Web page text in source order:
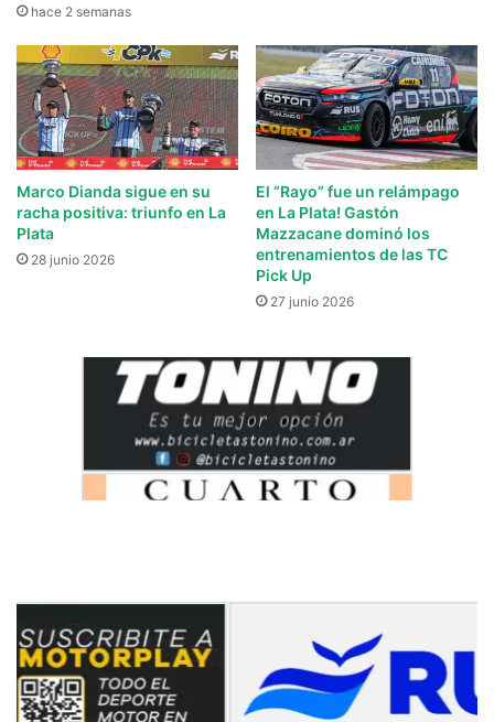
hace 2 semanas
Marco Dianda sigue en su
racha positiva: triunfo en La
Plata
28 junio 2026
El “Rayo” fue un relámpago
en La Plata! Gastón
Mazzacane dominó los
entrenamientos de las TC
Pick Up
27 junio 2026